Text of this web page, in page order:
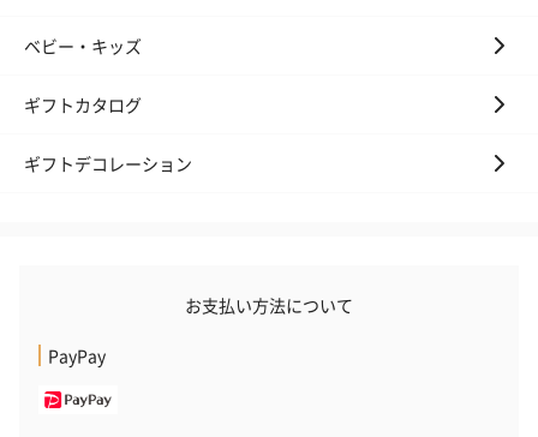
ベビー・キッズ
ギフトカタログ
ギフトデコレーション
お支払い方法について
PayPay